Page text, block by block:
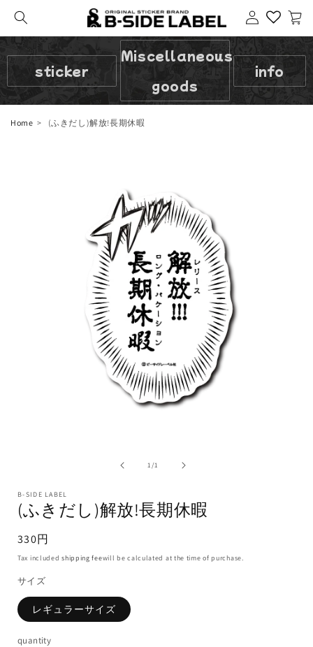
Login cart
sticker
Miscellaneous
goods
info
Home (ふきだし)解放!長期休暇
1/1
B-SIDE LABEL
(ふきだし)解放!長期休暇
330円
Tax includedshipping feewill be calculated at the time of purchase.
サイズ
レギュラーサイズ
quantity